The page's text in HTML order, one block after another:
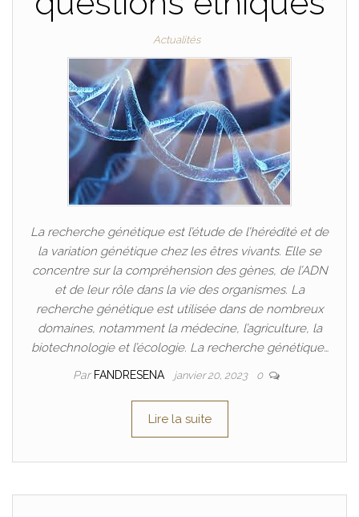
Actualités
La recherche génétique est l’étude de l’hérédité et de
la variation génétique chez les êtres vivants. Elle se
concentre sur la compréhension des gènes, de l’ADN
et de leur rôle dans la vie des organismes. La
recherche génétique est utilisée dans de nombreux
domaines, notamment la médecine, l’agriculture, la
biotechnologie et l’écologie. La recherche génétique…
Par FANDRESENA janvier 20, 2023 0
Lire la suite